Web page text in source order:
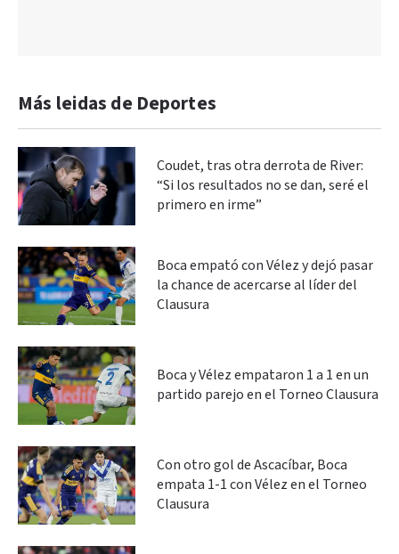
Más leidas de Deportes
Coudet, tras otra derrota de River:
“Si los resultados no se dan, seré el
primero en irme”
Boca empató con Vélez y dejó pasar
la chance de acercarse al líder del
Clausura
Boca y Vélez empataron 1 a 1 en un
partido parejo en el Torneo Clausura
Con otro gol de Ascacíbar, Boca
empata 1-1 con Vélez en el Torneo
Clausura